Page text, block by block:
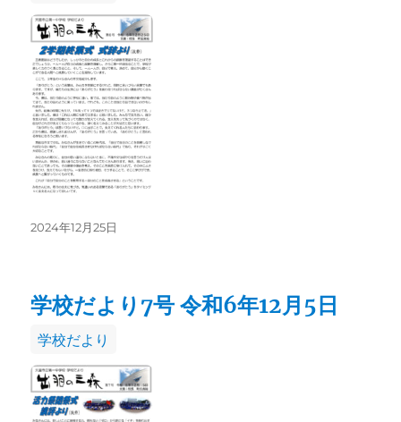
テ
ゴ
リ
ー
投
2024年12月25日
学校だより7号 令和6年12月5日
カ
テ
ゴ
リ
学校だより